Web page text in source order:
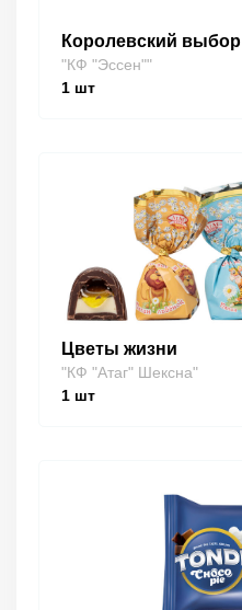
Королевский выбор
"КФ "Эссен""
1 шт
Цветы жизни
"КФ "Атаг" Шексна"
1 шт